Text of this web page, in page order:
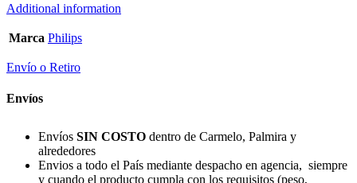
Additional information
Marca Philips
Envío o Retiro
Envíos
Envíos SIN COSTO dentro de Carmelo, Palmira y
alrededores
Envios a todo el País mediante despacho en agencia, siempre
y cuando el producto cumpla con los requisitos (peso,